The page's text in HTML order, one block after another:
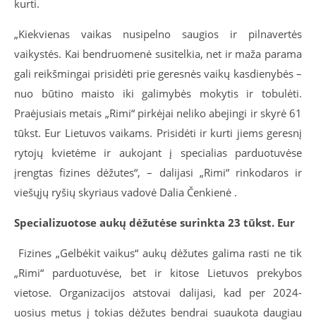
kurti.
„Kiekvienas vaikas nusipelno saugios ir pilnavertės
vaikystės. Kai bendruomenė susitelkia, net ir maža parama
gali reikšmingai prisidėti prie geresnės vaikų kasdienybės –
nuo būtino maisto iki galimybės mokytis ir tobulėti.
Praėjusiais metais „Rimi“ pirkėjai neliko abejingi ir skyrė 61
tūkst. Eur Lietuvos vaikams. Prisidėti ir kurti jiems geresnį
rytojų kvietėme ir aukojant į specialias parduotuvėse
įrengtas fizines dėžutes“, – dalijasi „Rimi“ rinkodaros ir
viešųjų ryšių skyriaus vadovė Dalia Čenkienė .
Specializuotose aukų dėžutėse surinkta 23 tūkst. Eur
Fizines „Gelbėkit vaikus“ aukų dėžutes galima rasti ne tik
„Rimi“ parduotuvėse, bet ir kitose Lietuvos prekybos
vietose. Organizacijos atstovai dalijasi, kad per 2024-
uosius metus į tokias dėžutes bendrai suaukota daugiau